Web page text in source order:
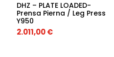
DHZ – PLATE LOADED-
Prensa Pierna / Leg Press
Y950
2.011,00€